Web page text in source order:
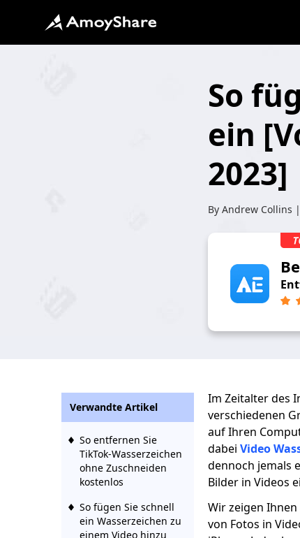
So
ein
2023]
By Andrew Collins
Im Zeitalter des
verschiedenen
auf Ihren
dabei Video
dennoch jemals
Bilder in Videos
Wir zeigen
von Fotos in
Verwandte Artikel
So entfernen Sie
TikTok-Wasserzeichen
ohne Zuschneiden
kostenlos
So fügen Sie schnell
ein Wasserzeichen zu
einem Video hinzu